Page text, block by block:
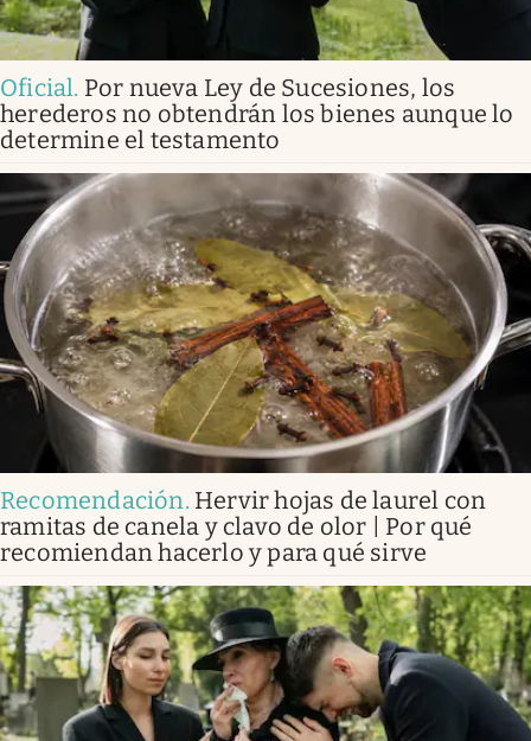
Oficial. Por nueva Ley de Sucesiones, los
herederos no obtendrán los bienes aunque lo
determine el testamento
Recomendación. Hervir hojas de laurel con
ramitas de canela y clavo de olor | Por qué
recomiendan hacerlo y para qué sirve